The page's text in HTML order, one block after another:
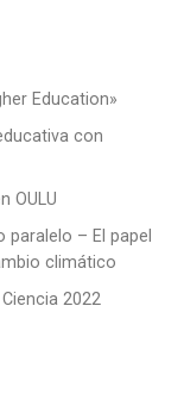
Education»
con
OULU
paralelo – El papel
climático
2022